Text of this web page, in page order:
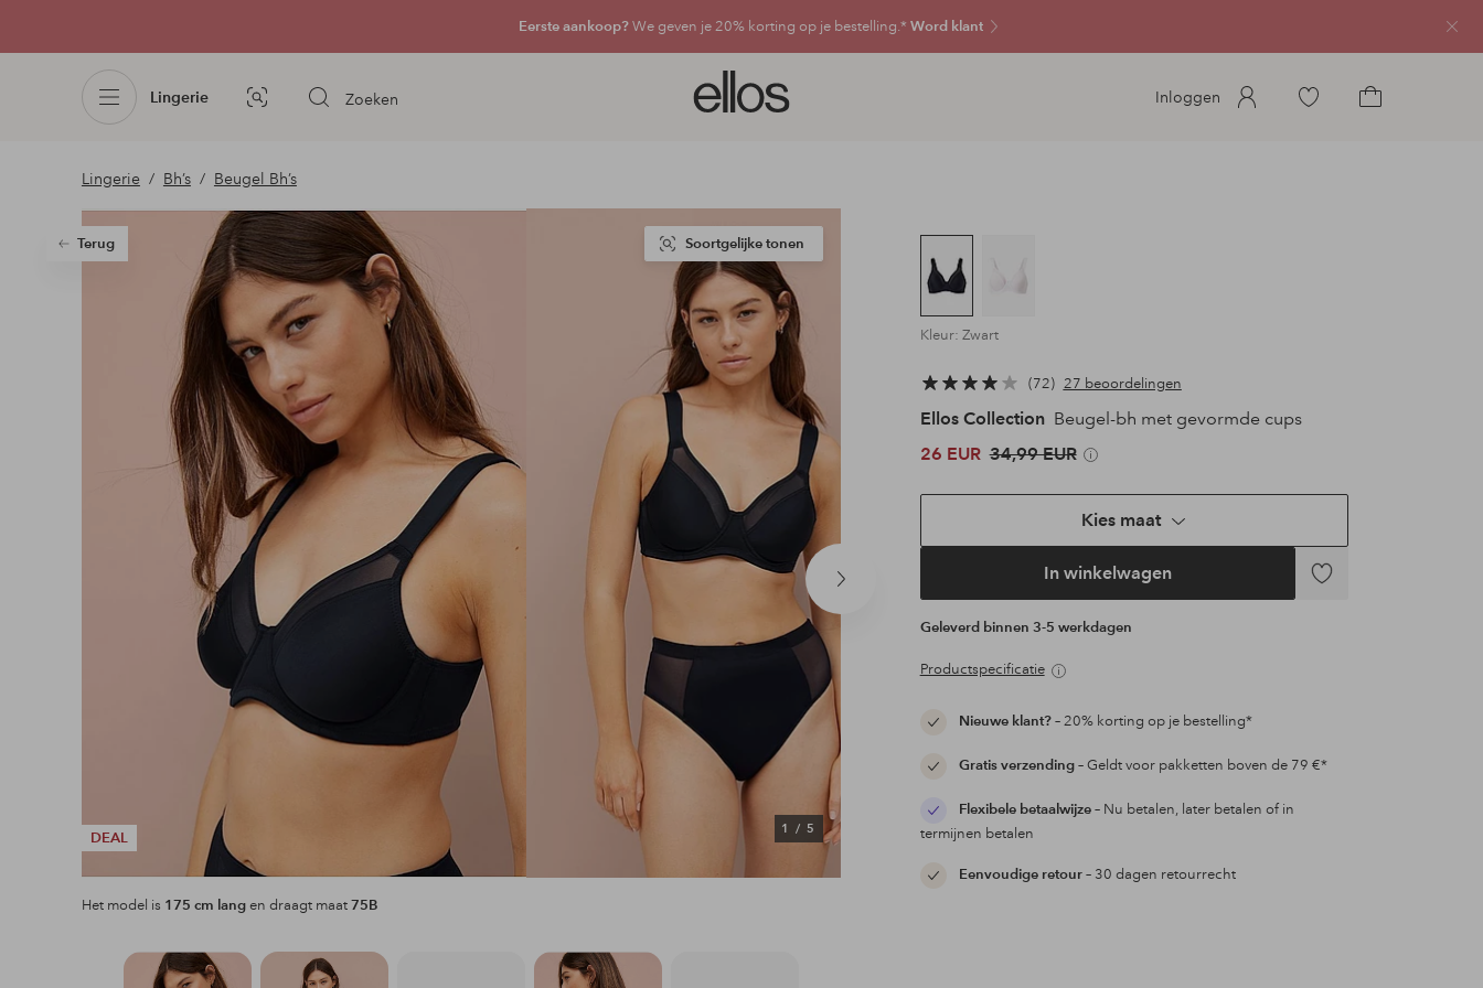
Eerste aankoop?We geven je 20% korting op je bestelling.* Word klant
Lingerie
Afbeelding
Zoeken
Ellos
logo
de
voorpagina
Inloggen
Ga
Lingerie Bh’s Beugel Bh’s
Terug
Volgend
DEAL
1/ 5
Soortgelijke tonen
Het model is 175 cm langen draagt maat75B
Kleur: Zwart
72 27 beoordelingen
Ellos Collection Beugel-bh met gevormde cups
26 EUR 34,99 EUR
Kies maat
In winkelwagen
Toevoegen
Geleverd binnen 3-5 werkdagen
Productspecificatie
Nieuwe klant?– 20% korting op je bestelling*
Gratis verzending– Geldt voor pakketten boven de 79 €*
Flexibele betaalwijze– Nu betalen, later betalen of in
termijnen betalen
Eenvoudige retour– 30 dagen retourrecht